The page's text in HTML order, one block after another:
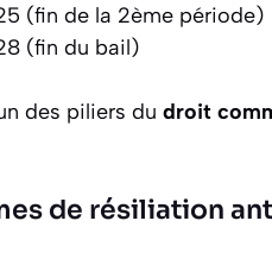
(fin de la 2ème période)
(fin du bail)
des piliers du droit
de résiliation